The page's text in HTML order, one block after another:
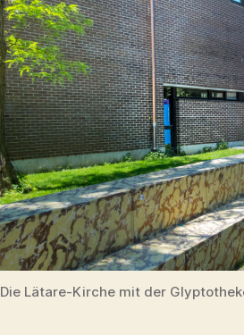
Die Lätare-Kirche mit der